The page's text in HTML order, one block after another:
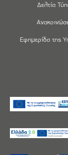
Δελτία
Εφημερίδα της